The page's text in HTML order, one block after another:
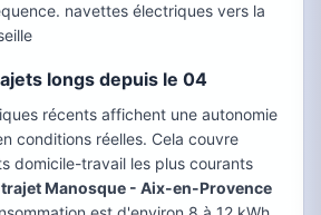
navettes électriques vers la
longs depuis le 04
récents affichent une autonomie
conditions réelles. Cela couvre
domicile-travail les plus courants
Manosque - Aix-en-Provence